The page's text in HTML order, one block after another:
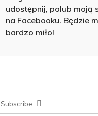
udostępnij, polub moją
na Facebooku. Będzie
bardzo miło!
Subscribe